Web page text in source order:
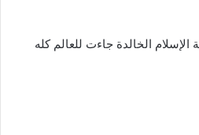
الخالدة جاءت للعالم كله